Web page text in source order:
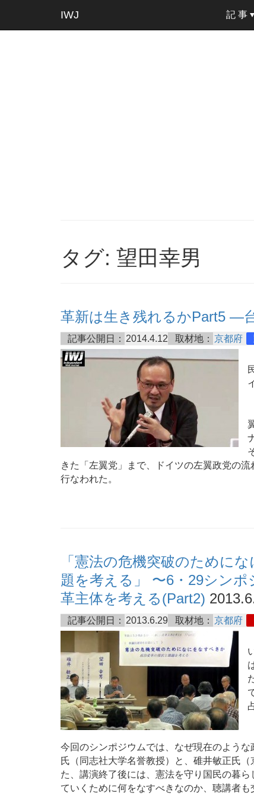
IWJ 記 事
タグ: 望田幸男
革新は生き残れるかPart5 ―
記事公開日： 2014.4.12 取材地： 京都府
きた「左翼党」まで、ドイツの左翼政党の
行なわれた。
「憲法の危機突破のために
題を考える」 〜6・29シン
革主体を考える(Part2)
記事公開日： 2013.6.29 取材地： 京都府
今回のシンポジウムでは、なぜ現在のよう
氏（同志社大学名誉教授）と、碓井敏正氏
た、講演終了後には、憲法を守り国民の暮
ていくために何をなすべきなのか、聴講者も